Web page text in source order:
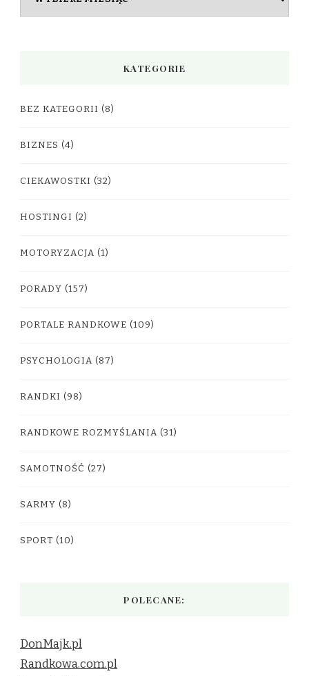
KATEGORIE
BEZ KATEGORII (8)
BIZNES (4)
CIEKAWOSTKI (32)
HOSTINGI (2)
MOTORYZACJA (1)
PORADY (157)
PORTALE RANDKOWE (109)
PSYCHOLOGIA (87)
RANDKI (98)
RANDKOWE ROZMYŚLANIA (31)
SAMOTNOŚĆ (27)
SARMY (8)
SPORT (10)
POLECANE:
DonMajk.pl
Randkowa.com.pl